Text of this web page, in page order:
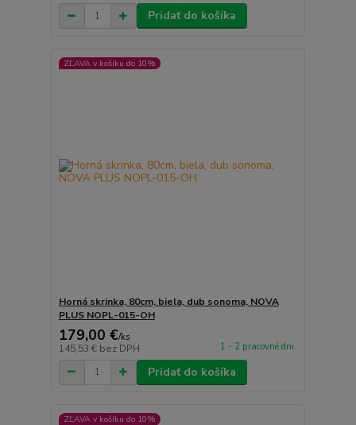
Pridať do košíka
ZĽAVA v košíku do 10%
Horná skrinka, 80cm, biela, dub sonoma, NOVA
PLUS NOPL-015-OH
179,00 €/ks
145,53 € bez DPH 1 - 2 pracovné dni
Pridať do košíka
ZĽAVA v košíku do 10%